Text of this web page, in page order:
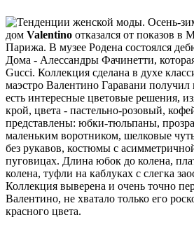
дом Valentino отказался от показов в
Парижа. В музее Родена состоялся
Дома - Алессандры Фачинетти,
Gucci. Коллекция сделана в духе
маэстро Валентино Гаравани
есть интересные цветовые решения,
крой, цвета - пастельно-розовый,
представлены: юбки-тюльпаны,
маленьким воротником, шелковые
без рукавов, костюмы с
пуговицах. Длина юбок до колена,
колена, туфли на каблуках с слегка
Коллекция выверена и очень точно
Валентино, не хватало только его
красного цвета.